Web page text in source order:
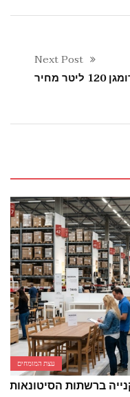
Next Post
מחיר
עצת המומחים
ברשתות הסיטונאות